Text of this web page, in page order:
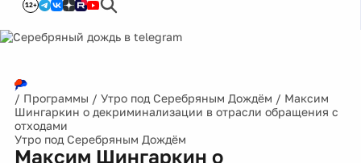
12+
/ Программы / Утро под Серебряным Дождём / Максим
Шингаркин о декриминализации в отрасли обращения с
отходами
Утро под Серебряным Дождём
Максим Шингаркин о